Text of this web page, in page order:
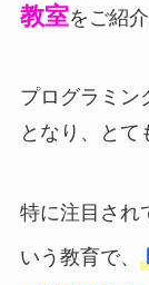
教室をご紹介
プログラミン
となり、とて
特に注目され
いう教育で、